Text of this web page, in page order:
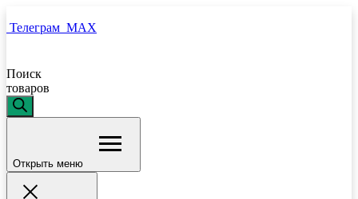
Телеграм MAX
Поиск
товаров
Открыть меню